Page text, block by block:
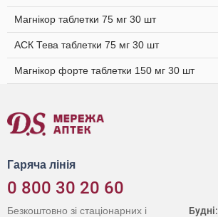
Магнікор таблетки 75 мг 30 шт
АСК Тева таблетки 75 мг 30 шт
Магнікор форте таблетки 150 мг 30 шт
Гаряча лінія
0 800 30 20 60
Будні:
Безкоштовно зі стаціонарних і